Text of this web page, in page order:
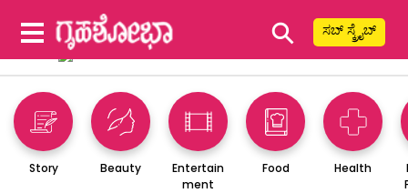
⚲ ಸಬ್ ಸ್ಕ್ರೈಬ್
Story Beauty
Entertain
ment
Food Health